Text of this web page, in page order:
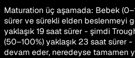
Maturation üç aşamada: Bebek
sürer ve sürekli elden beslenmeyi
yaklaşık 19 saat sürer - şimdi
(50–100%) yaklaşık 23 saat sürer
devam eder, neredeyse tamamen